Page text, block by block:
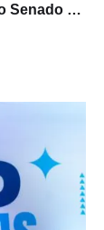
Senado no